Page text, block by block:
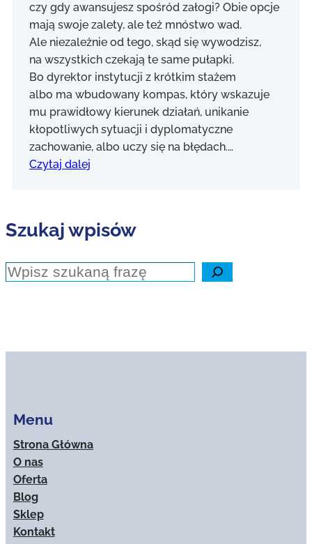
czy gdy awansujesz spośród załogi? Obie opcje
mają swoje zalety, ale też mnóstwo wad.
Ale niezależnie od tego, skąd się wywodzisz,
na wszystkich czekają te same pułapki.
Bo dyrektor instytucji z krótkim stażem
albo ma wbudowany kompas, który wskazuje
mu prawidłowy kierunek działań, unikanie
kłopotliwych sytuacji i dyplomatyczne
zachowanie, albo uczy się na błędach.…
Czytaj dalej
Szukaj wpisów
Szukaj
Menu
Strona Główna
O nas
Oferta
Blog
Sklep
Kontakt